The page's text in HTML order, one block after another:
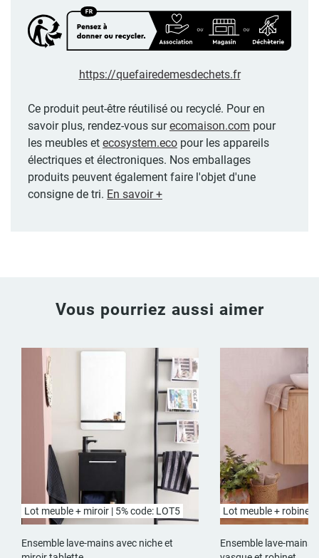
https://quefairedemesdechets.fr
Ce produit peut-être réutilisé ou recyclé. Pour en
savoir plus, rendez-vous surecomaison.com pour
les meubles et ecosystem.eco pour les appareils
électriques et électroniques. Nos emballages
produits peuvent également faire l'objet d'une
consigne de tri. En savoir +
Vous pourriez aussi aimer
Lot meuble + miroir | 5% code: LOT5
Ensemble lave-mains avec niche et
Lot meuble + robinet |
Ensemble lave-mains